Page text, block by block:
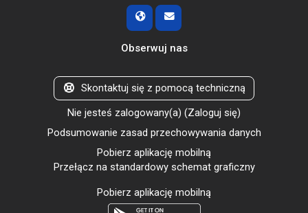
Obserwuj nas
Skontaktuj się z pomocą techniczną
Nie jesteś zalogowany(a) (Zaloguj się)
Podsumowanie zasad przechowywania danych
Pobierz aplikację mobilną
Przełącz na standardowy schemat graficzny
Pobierz aplikację mobilną